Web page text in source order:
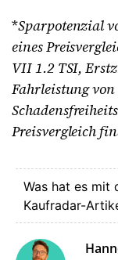
*Sparpotenzial
eines
VII 1.2 TSI,
Fahrleistung
Preisvergleich
Was hat es mit
Kaufradar-